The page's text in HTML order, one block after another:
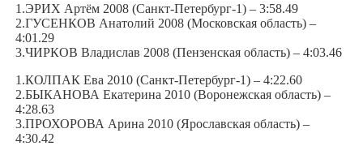
1.ЭРИХ Артём 2008 (Санкт-Петербург-1) – 3:58.49
2.ГУСЕНКОВ Анатолий 2008 (Московская область) –
4:01.29
3.ЧИРКОВ Владислав 2008 (Пензенская область) – 4:03.46
1.КОЛПАК Ева 2010 (Санкт-Петербург-1) – 4:22.60
2.БЫКАНОВА Екатерина 2010 (Воронежская область) –
4:28.63
3.ПРОХОРОВА Арина 2010 (Ярославская область) –
4:30.42